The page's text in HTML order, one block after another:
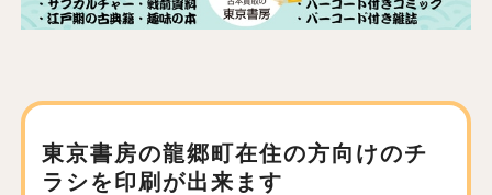
東京書房の龍郷町在住の方向けのチ
ラシを印刷が出来ます